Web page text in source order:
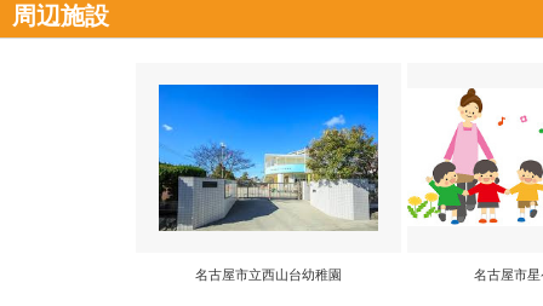
周辺施設
名古屋市立西山台幼稚園 名古屋市